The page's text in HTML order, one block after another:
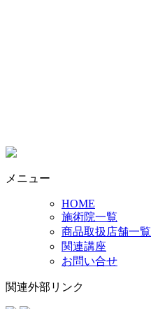
メニュー
HOME
施術院一覧
商品取扱店舗一覧
関連講座
お問い合せ
関連外部リンク